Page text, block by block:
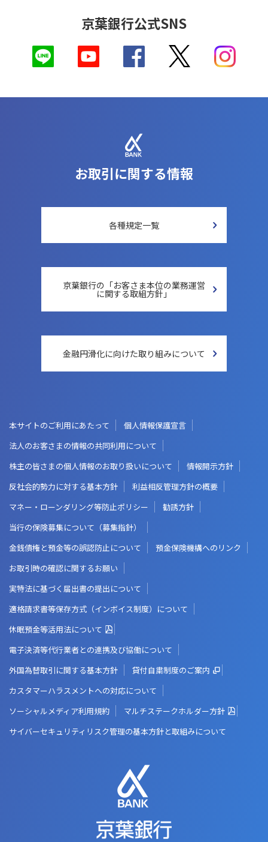
京葉銀行公式SNS
お取引に関する情報
各種規定一覧
京葉銀行の「お客さま本位の業務運営
に関する取組方針」
金融円滑化に向けた取り組みについて
本サイトのご利用にあたって
個人情報保護宣言
法人のお客さまの情報の共同利用について
株主の皆さまの個人情報のお取り扱いについて
情報開示方針
反社会的勢力に対する基本方針
利益相反管理方針の概要
マネー・ローンダリング等防止ポリシー
勧誘方針
当行の保険募集について（募集指針）
金銭債権と預金等の誤認防止について
預金保険機構へのリンク
お取引時の確認に関するお願い
実特法に基づく届出書の提出について
適格請求書等保存方式（インボイス制度）について
休眠預金等活用法について
電子決済等代行業者との連携及び協働について
外国為替取引に関する基本方針
貸付自粛制度のご案内
カスタマーハラスメントへの対応について
ソーシャルメディア利用規約
マルチステークホルダー方針
サイバーセキュリティリスク管理の基本方針と取組みについて